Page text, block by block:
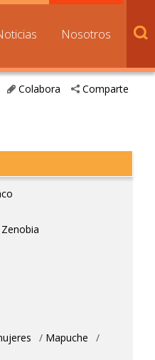
Nosotros
Comparte
Colabora
/ Mapuche
/